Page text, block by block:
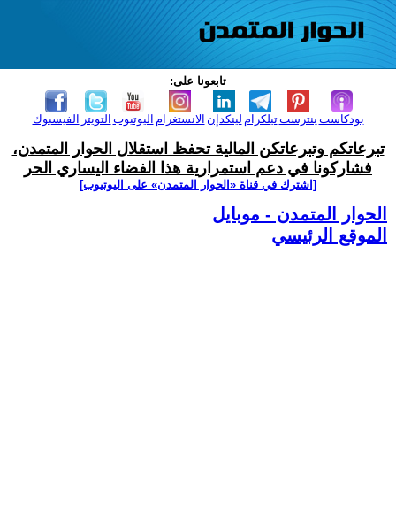
تابعونا على:
الفيسبوك التويتر اليوتيوب الانستغرام لينكدإن تيلكرامبنترست بودكاست
تبرعاتكم وتبرعاتكن المالية تحفظ استقلال الحوار المتمدن،
فشاركونا في دعم استمرارية هذا الفضاء اليساري الحر
[اشترك في قناة ‫«الحوار المتمدن» على اليوتيوب]
الحوار المتمدن - موبايل
الموقع الرئيسي